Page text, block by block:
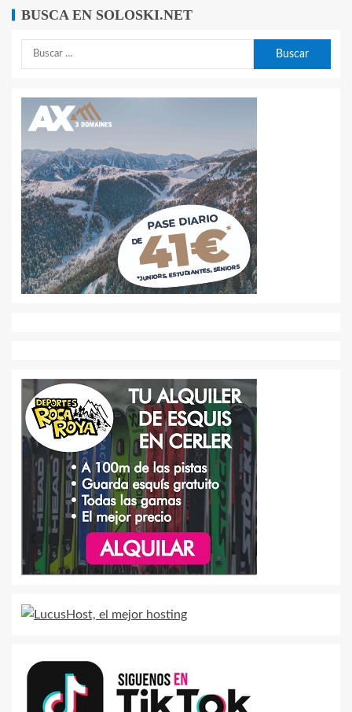
BUSCA EN SOLOSKI.NET